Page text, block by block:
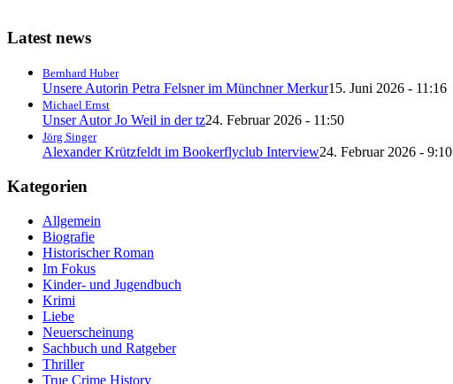
Latest news
Bernhard Huber
Unsere Autorin Petra Felsner im Münchner Merkur15. Juni 2026 - 11:16
Michael Ernst
Unser Autor Jo Weil in der tz24. Februar 2026 - 11:50
Jörg Singer
Alexander Krützfeldt im Bookerflyclub Interview24. Februar 2026 - 9:10
Kategorien
Allgemein
Biografie
Historischer Roman
Im Fokus
Kinder- und Jugendbuch
Krimi
Liebe
Neuerscheinung
Sachbuch und Ratgeber
Thriller
True Crime History